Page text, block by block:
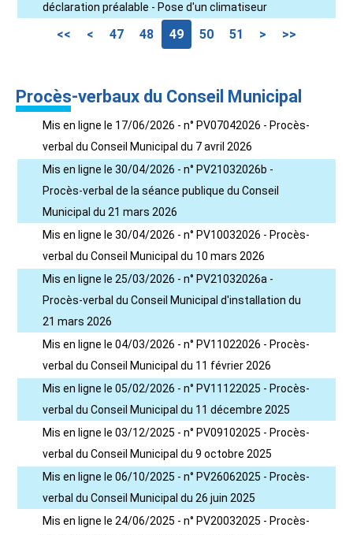
déclaration préalable - Pose d'un climatiseur
<< < 47 48 49 50 51 > >>
Procès-verbaux du Conseil Municipal
Mis en ligne le 17/06/2026 - n° PV07042026 - Procès-
verbal du Conseil Municipal du 7 avril 2026
Mis en ligne le 30/04/2026 - n° PV21032026b -
Procès-verbal de la séance publique du Conseil
Municipal du 21 mars 2026
Mis en ligne le 30/04/2026 - n° PV10032026 - Procès-
verbal du Conseil Municipal du 10 mars 2026
Mis en ligne le 25/03/2026 - n° PV21032026a -
Procès-verbal du Conseil Municipal d'installation du
21 mars 2026
Mis en ligne le 04/03/2026 - n° PV11022026 - Procès-
verbal du Conseil Municipal du 11 février 2026
Mis en ligne le 05/02/2026 - n° PV11122025 - Procès-
verbal du Conseil Municipal du 11 décembre 2025
Mis en ligne le 03/12/2025 - n° PV09102025 - Procès-
verbal du Conseil Municipal du 9 octobre 2025
Mis en ligne le 06/10/2025 - n° PV26062025 - Procès-
verbal du Conseil Municipal du 26 juin 2025
Mis en ligne le 24/06/2025 - n° PV20032025 - Procès-